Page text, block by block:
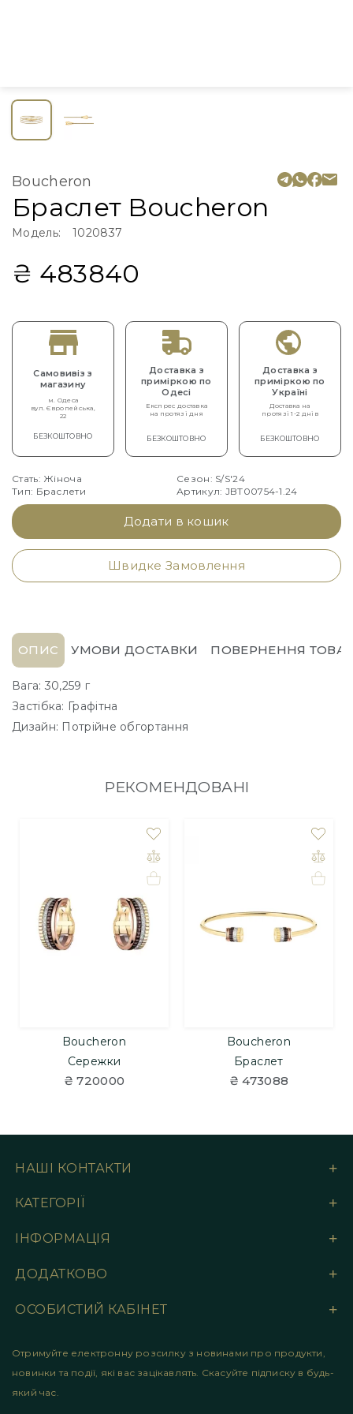
Boucheron
Браслет Boucheron
Модель: 1020837
₴ 483840
Самовивіз з
магазину
м. Одеса
вул. Європейська,
22
БЕЗКОШТОВНО
Доставка з
приміркою по
Одесі
Експрес доставка
на протязі дня
БЕЗКОШТОВНО
Доставка з
приміркою по
Україні
Доставка на
протязі 1-2 днів
БЕЗКОШТОВНО
Стать: Жіноча
Тип: Браслети
Сезон: S/S'24
Артикул: JBT00754-1.24
Додати в кошик
Швидке Замовлення
ОПИС УМОВИ ДОСТАВКИ ПОВЕРНЕННЯ
Вага: 30,259 г
Застібка: Графітна
Дизайн: Потрійне обгортання
РЕКОМЕНДОВАНІ
Boucheron
Сережки
₴ 720000
Boucheron
Браслет
₴ 473088
НАШІ КОНТАКТИ
КАТЕГОРІЇ
ІНФОРМАЦІЯ
ДОДАТКОВО
ОСОБИСТИЙ КАБІНЕТ
Отримуйте електронну розсилку з новинами про продукти,
новинки та події, які вас зацікавлять. Скасуйте підписку в будь-
який час.